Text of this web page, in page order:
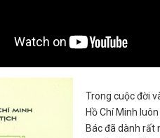
Trong cuộc đời
Hồ Chí Minh
Bác đã dành rất